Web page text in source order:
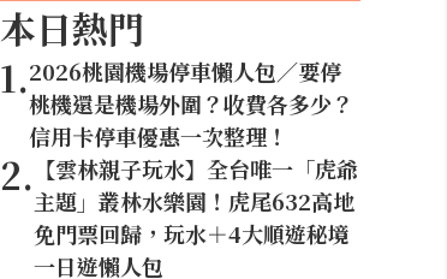
本日熱門
1.2026桃園機場停車懶人包／要停
桃機還是機場外圍？收費各多少？
信用卡停車優惠一次整理！
2. 【雲林親子玩水】全台唯一「虎爺
主題」叢林水樂園！虎尾632高地
免門票回歸，玩水＋4大順遊秘境
一日遊懶人包